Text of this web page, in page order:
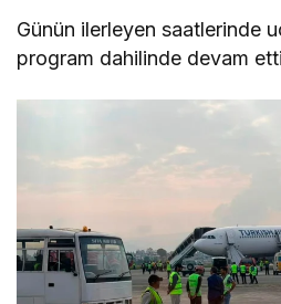
Günün ilerleyen saatlerinde
program dahilinde devam